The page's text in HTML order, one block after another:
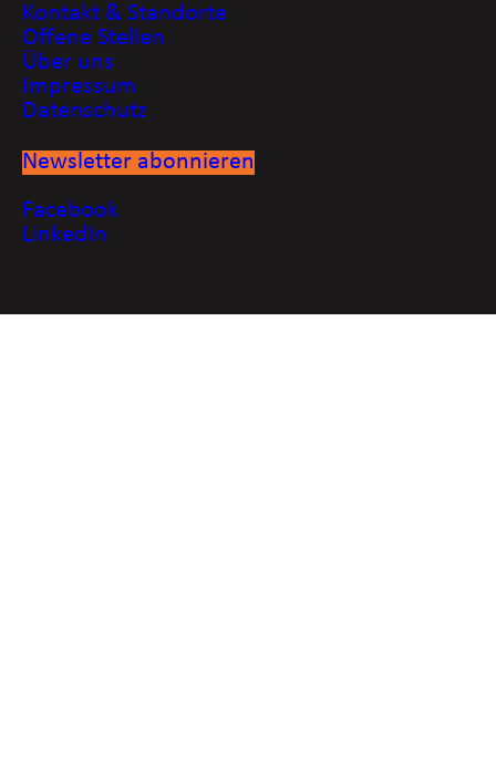
Kontakt & Standorte
Offene Stellen
Über uns
Impressum
Datenschutz
Newsletter abonnieren
Facebook
LinkedIn